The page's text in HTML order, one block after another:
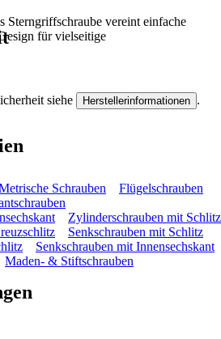
Sterngriffschraube vereint einfache
für vielseitige
siehe Herstellerinformationen .
Schrauben
Flügelschrauben
Zylinderschrauben mit Schlitz
Senkschrauben mit Schlitz
Senkschrauben mit Innensechskant
Maden- & Stiftschrauben